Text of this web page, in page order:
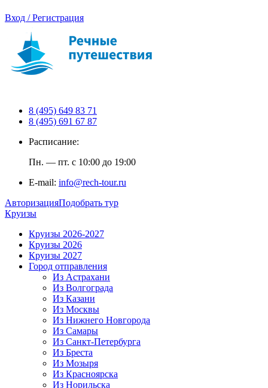
Вход / Регистрация
8 (495) 649 83 71
8 (495) 691 67 87
Расписание:
Пн. — пт. с 10:00 до 19:00
E-mail: info@rech-tour.ru
АвторизацияПодобрать тур
Круизы
Круизы 2026-2027
Круизы 2026
Круизы 2027
Город отправления
Из Астрахани
Из Волгограда
Из Казани
Из Москвы
Из Нижнего Новгорода
Из Самары
Из Санкт-Петербурга
Из Бреста
Из Мозыря
Из Красноярска
Из Норильска